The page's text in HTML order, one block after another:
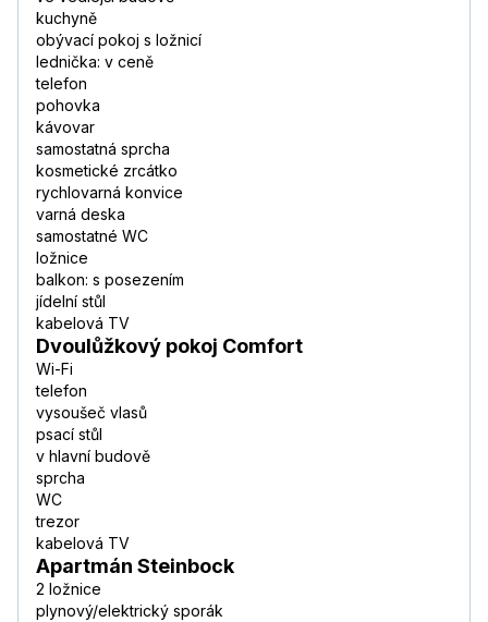
kuchyně
obývací pokoj s ložnicí
lednička: v ceně
telefon
pohovka
kávovar
samostatná sprcha
kosmetické zrcátko
rychlovarná konvice
varná deska
samostatné WC
ložnice
balkon: s posezením
jídelní stůl
kabelová TV
Dvoulůžkový pokoj Comfort
Wi-Fi
telefon
vysoušeč vlasů
psací stůl
v hlavní budově
sprcha
WC
trezor
kabelová TV
Apartmán Steinbock
2 ložnice
plynový/elektrický sporák